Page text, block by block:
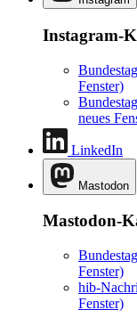
Instagram-
Bundestag
Fenster)
neues
LinkedIn
Mastodon
Mastodon-
Bundestag
Fenster)
hib-
Fenster)